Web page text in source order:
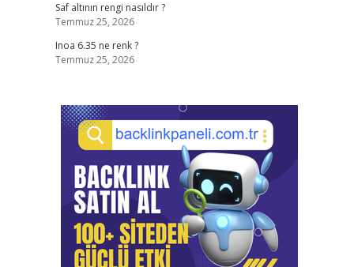
Saf altının rengi nasıldır ?
Temmuz 25, 2026
Inoa 6.35 ne renk ?
Temmuz 25, 2026